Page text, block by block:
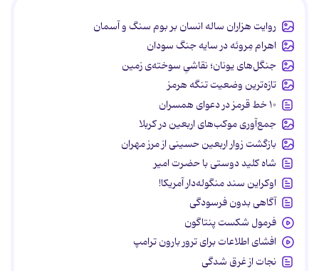
روایت هزاران ساله انسان بر بوم سنگ و آسمان
اهرام مِروئه در سایه جنگ سودان
جنگل‌های یونان؛ نقاشیِ سوخته‌ی زمین
تازه‌ترین وضعیت تنگه هرمز
۱۰ خط قرمز در دعوای همسران
جمع‌آوری موکب‌های اربعین در کربلا
بازگشت زوار اربعین حسینی از مرز مهران
شاه کلید دوستی با حضرت امیر
اوکراین سند منگوله‌دار آمریکا!
آگاهی بدون فرسودگی
فرمول شکست پنتاگون
افشای اطلاعات برای ترور بارون ترامپ
نجات از غرق شدگی